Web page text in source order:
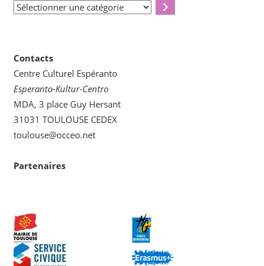
Sélectionner
Contacts
Centre Culturel Espéranto
Esperanto-Kultur-Centro
MDA, 3 place Guy Hersant
31031 TOULOUSE CEDEX
toulouse@occeo.net
Partenaires